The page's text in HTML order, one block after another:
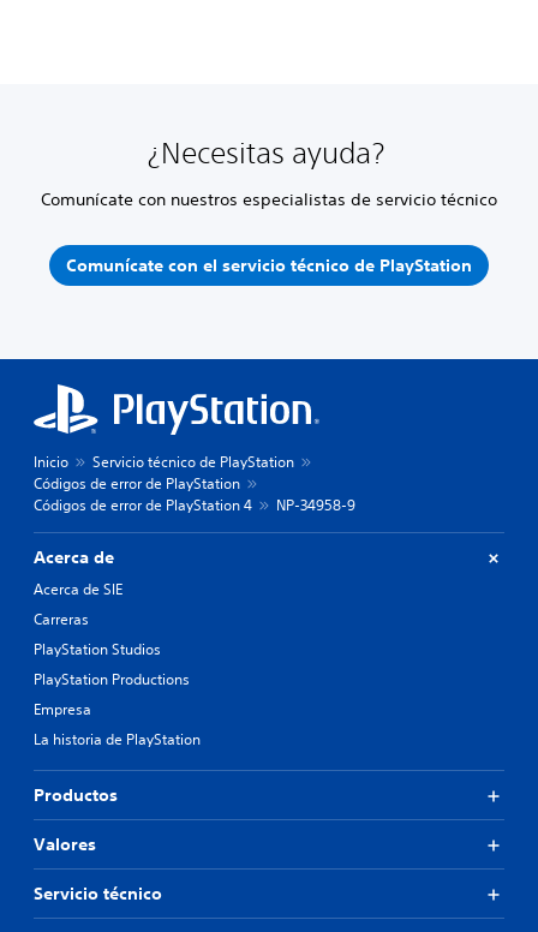
¿Necesitas ayuda?
Comunícate con nuestros especialistas de servicio técnico
Comunícate con el servicio técnico de PlayStation
Inicio
Servicio técnico de PlayStation
Códigos de error de PlayStation
Códigos de error de PlayStation 4
NP-34958-9
Acerca de
Acerca de SIE
Carreras
PlayStation Studios
PlayStation Productions
Empresa
La historia de PlayStation
Productos
Valores
Servicio técnico